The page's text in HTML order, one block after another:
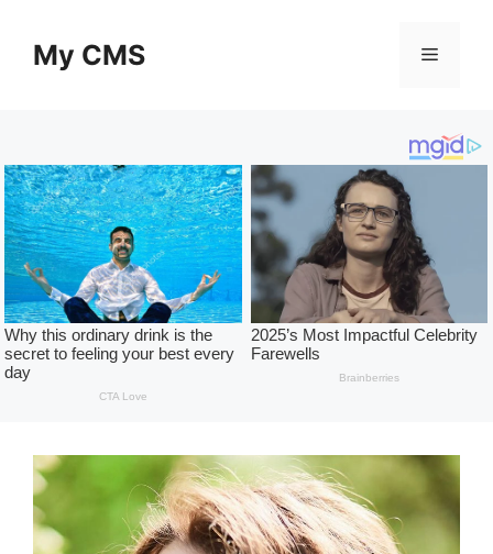
contentMy CMS Menu